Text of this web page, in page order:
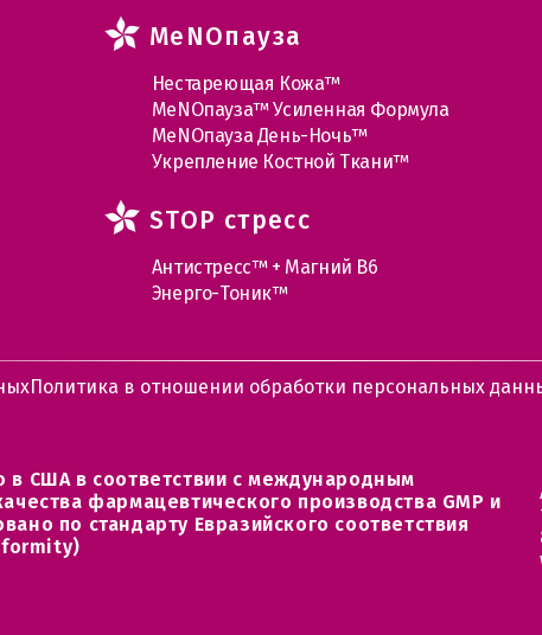
MеNOпауза
Нестареющая Кожа™
МеNOпауза™ Усиленная Формула
МеNOпауза День-Ночь™
Укрепление Костной Ткани™
STOP стресс
Антистресс™ + Магний В6
Энерго-Тоник™
Политика в отношении обработки персональных
в США в соответствии с международным
фармацевтического производства GMP и
по стандарту Евразийского соответствия